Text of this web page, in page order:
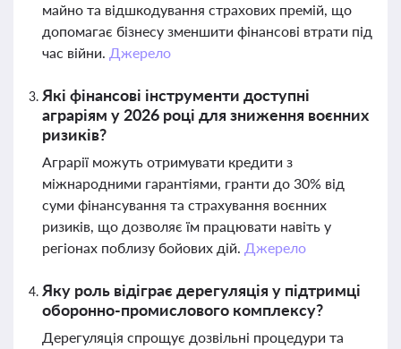
майно та відшкодування страхових премій, що
допомагає бізнесу зменшити фінансові втрати під
час війни. Джерело
Які фінансові інструменти доступні
аграріям у 2026 році для зниження воєнних
ризиків?
Аграрії можуть отримувати кредити з
міжнародними гарантіями, гранти до 30% від
суми фінансування та страхування воєнних
ризиків, що дозволяє їм працювати навіть у
регіонах поблизу бойових дій. Джерело
Яку роль відіграє дерегуляція у підтримці
оборонно-промислового комплексу?
Дерегуляція спрощує дозвільні процедури та